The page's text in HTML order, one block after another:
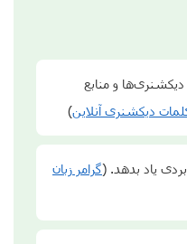
دیکشنری‌ها و منابع
دیکشنری آنلاین)
یاد بدهد. (گرامر زبان